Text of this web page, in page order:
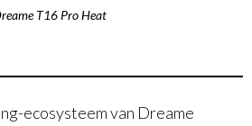
T16 Pro Heat
ecosysteem van Dreame